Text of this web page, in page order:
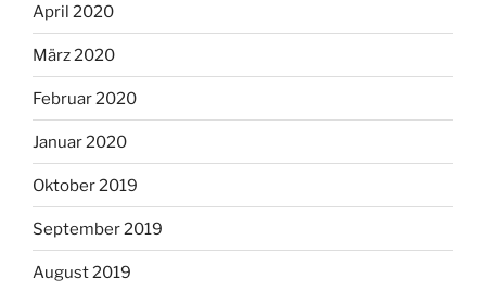
April 2020
März 2020
Februar 2020
Januar 2020
Oktober 2019
September 2019
August 2019